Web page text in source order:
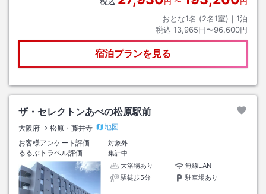
おとな1名 (2名1室)｜ 1泊
税込 13,965円〜96,600円
宿泊プランを見る
ザ・セレクトンあべの松原駅前
大阪府 松原・藤井寺
地図
お客様アンケート評価
対象外
るるぶトラベル評価
集計中
大浴場あり
無線LAN
駅徒歩5分
駐車場あり